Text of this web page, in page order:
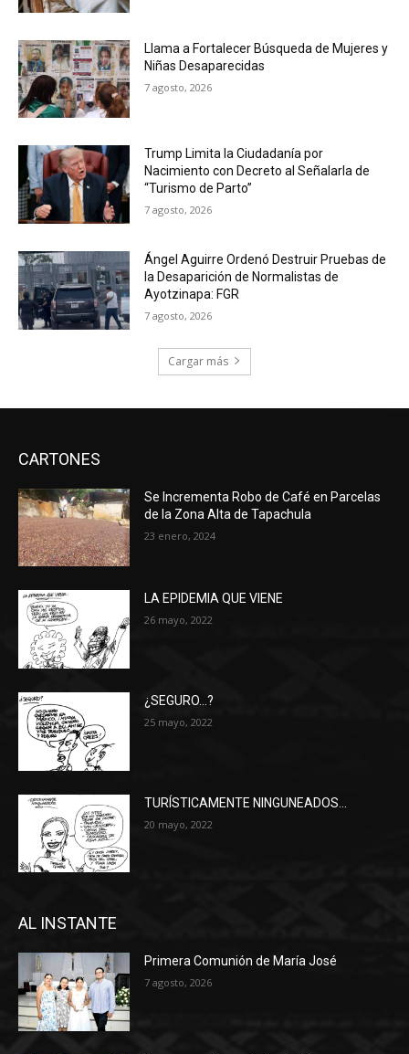
Llama a Fortalecer Búsqueda de Mujeres y
Niñas Desaparecidas
7 agosto, 2026
Trump Limita la Ciudadanía por
Nacimiento con Decreto al Señalarla de
“Turismo de Parto”
7 agosto, 2026
Ángel Aguirre Ordenó Destruir Pruebas de
la Desaparición de Normalistas de
Ayotzinapa: FGR
7 agosto, 2026
Cargar más
CARTONES
Se Incrementa Robo de Café en Parcelas
de la Zona Alta de Tapachula
23 enero, 2024
LA EPIDEMIA QUE VIENE
26 mayo, 2022
¿SEGURO…?
25 mayo, 2022
TURÍSTICAMENTE NINGUNEADOS…
20 mayo, 2022
AL INSTANTE
Primera Comunión de María José
7 agosto, 2026